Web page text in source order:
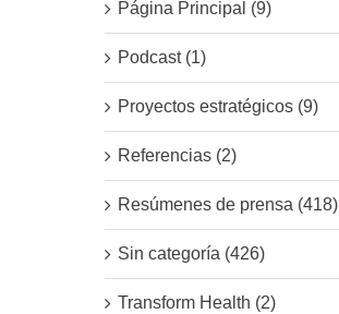
Página Principal (9)
Podcast (1)
Proyectos estratégicos (9)
Referencias (2)
Resúmenes de prensa (418)
Sin categoría (426)
Transform Health (2)